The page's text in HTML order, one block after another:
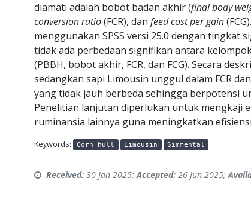
diamati adalah bobot badan akhir (final body
conversion ratio(FCR), dan feed cost per gain
menggunakan SPSS versi 25.0 dengan tingkat
tidak ada perbedaan signifikan antara
(PBBH, bobot akhir, FCR, dan FCG). Secara
sedangkan sapi Limousin unggul dalam FCR
yang tidak jauh berbeda sehingga berpotensi
Penelitian lanjutan diperlukan untuk mengkaji
ruminansia lainnya guna meningkatkan
Keywords: Corn hull Limousin Simmental
Received: 30 Jan 2025;Accepted: 26 Jun 2025;